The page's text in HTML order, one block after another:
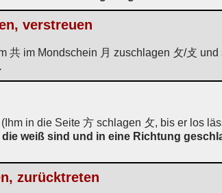
verstreuen
共 im Mondschein 月 zuschlagen 攵/攴
in die Seite 方 schlagen 攵, bis er los
weiß sind und in eine Richtung
zurücktreten